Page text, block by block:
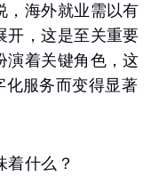
，海外就业需以有
开，这是至关重要
演着关键角色，这
化服务而变得显著
着什么？